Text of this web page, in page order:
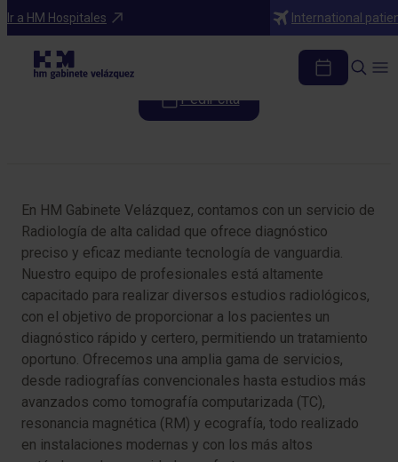
Ir a HM Hospitales International
Especialidades
Radiología
Pedir cita
En HM Gabinete Velázquez, contamos con un servicio de
Radiología de alta calidad que ofrece diagnóstico
preciso y eficaz mediante tecnología de vanguardia.
Nuestro equipo de profesionales está altamente
capacitado para realizar diversos estudios radiológicos,
con el objetivo de proporcionar a los pacientes un
diagnóstico rápido y certero, permitiendo un tratamiento
oportuno. Ofrecemos una amplia gama de servicios,
desde radiografías convencionales hasta estudios más
avanzados como tomografía computarizada (TC),
resonancia magnética (RM) y ecografía, todo realizado
en instalaciones modernas y con los más altos